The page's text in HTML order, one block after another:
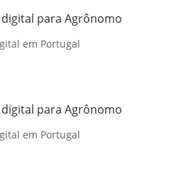
para Agrônomo
em Portugal
para Agrônomo
em Portugal